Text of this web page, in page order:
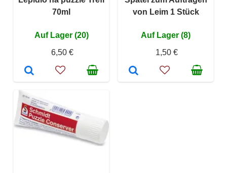
70ml
Auf Lager (20)
6,50 €
von Leim 1 Stück
Auf Lager (8)
1,50 €